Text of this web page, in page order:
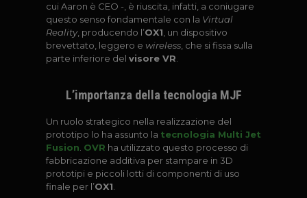
cui Aaron è CEO -, è riuscita, infatti, a coniugare
questo senso fondamentale con la Virtual
Reality, producendo l’OX1 , un dispositivo
brevettato, leggero e wireless, che si fissa sulla
parte inferiore del visore VR
L’importanza della tecnologia MJF
Un ruolo strategico nella realizzazione del
prototipo lo ha assunto la tecnologia Multi Jet
Fusion OVR ha utilizzato questo processo di
fabbricazione additiva per stampare in 3D
prototipi e piccoli lotti di componenti di uso
finale per l’OX1